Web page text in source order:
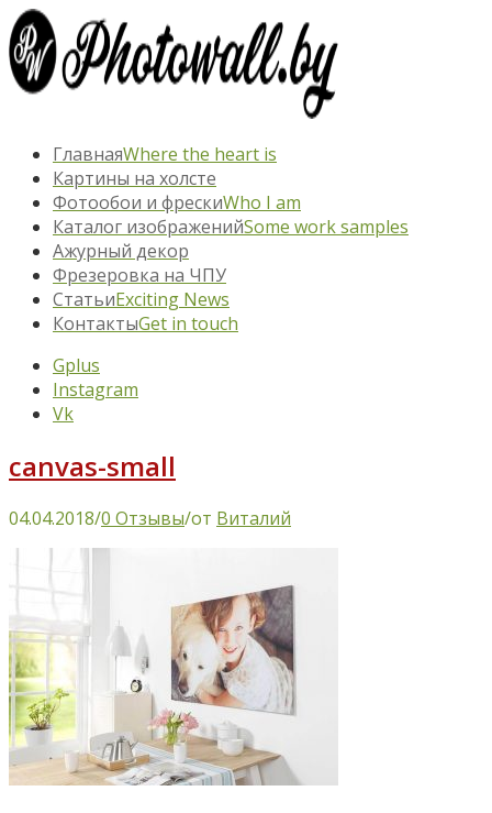
ГлавнаяWhere the heart is
Картины на холсте
Фотообои и фрескиWho I am
Каталог изображенийSome work samples
Ажурный декор
Фрезеровка на ЧПУ
СтатьиExciting News
КонтактыGet in touch
Gplus
Instagram
Vk
canvas-small
04.04.2018/0 Отзывы/от Виталий